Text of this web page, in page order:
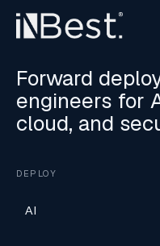
Forward
engineers for
cloud, and
DEPLOY
AI